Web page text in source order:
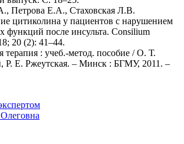
Петрова Е.А., Стаховская Л.В.
цитиколина у пациентов с нарушением
функций после инсульта. Consilium
20 (2): 41–44.
терапия : учеб.-метод. пособие / О. Т.
Р. Е. Ржеутская. – Минск : БГМУ, 2011. –